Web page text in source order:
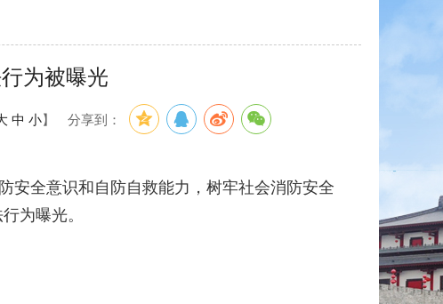
为被曝光
中 小】 分享到：
安全意识和自防自救能力，树牢社会消防安全
为曝光。